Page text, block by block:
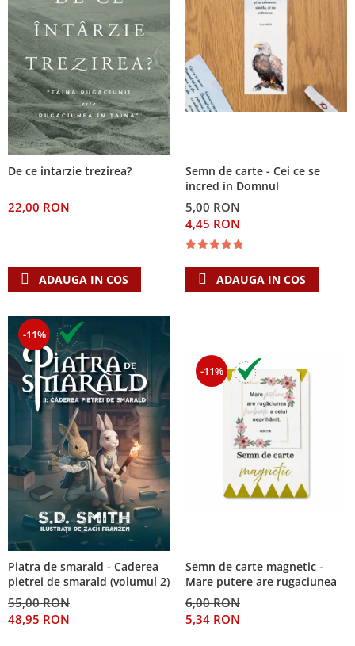
De ce intarzie trezirea?
22,00 RON
ADAUGA IN COS
Semn de carte - Cei ce se
incred in Domnul
5,00 RON
4,45 RON
ADAUGA IN COS
-11%
Piatra de smarald - Caderea
pietrei de smarald (volumul 2)
55,00 RON
48,95 RON
-11%
Semn de carte magnetic -
Mare putere are rugaciunea
6,00 RON
5,34 RON